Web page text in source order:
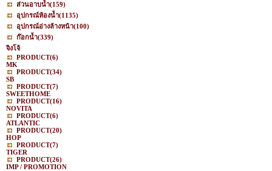
ส่วนอาบน้ำ(159)
อุปกรณ์ห้องน้ำ(1135)
อุปกรณ์อ่างล้างหน้า(100)
ก๊อกน้ำ(339)
จิงโจ้
PRODUCT(6)
MK
PRODUCT(34)
SB
PRODUCT(7)
SWEETHOME
PRODUCT(16)
NOVITA
PRODUCT(6)
ATLANTIC
PRODUCT(20)
HOP
PRODUCT(7)
TIGER
PRODUCT(26)
IMP / PROMOTION